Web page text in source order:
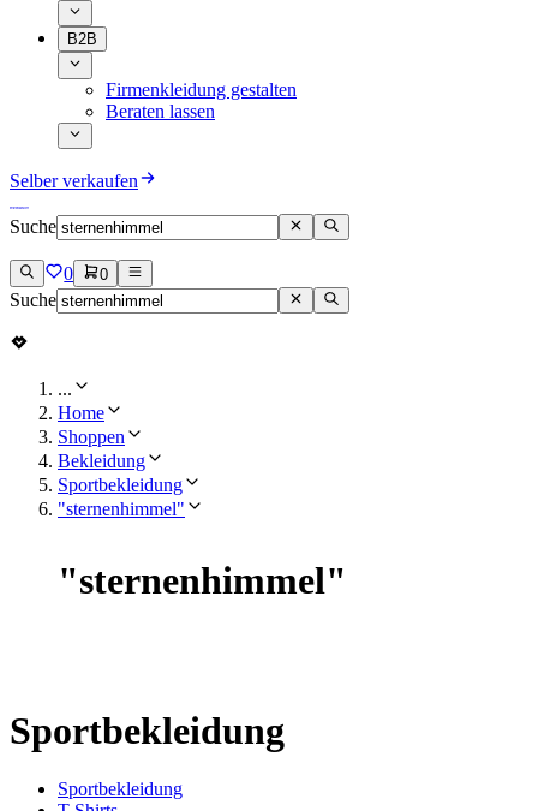
B2B
Firmenkleidung gestalten
Beraten lassen
Selber verkaufen
Suche
0 0
Suche
...
Home
Shoppen
Bekleidung
Sportbekleidung
"sternenhimmel"
"sternenhimmel"
Sportbekleidung
Sportbekleidung